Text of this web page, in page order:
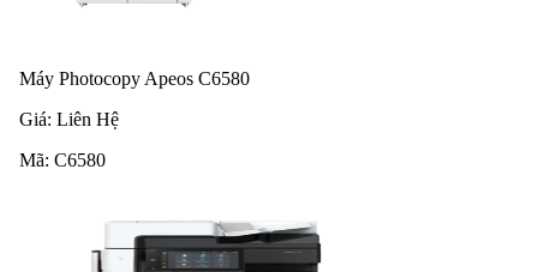
Máy Photocopy Apeos C6580
Giá: Liên Hệ
Mã: C6580